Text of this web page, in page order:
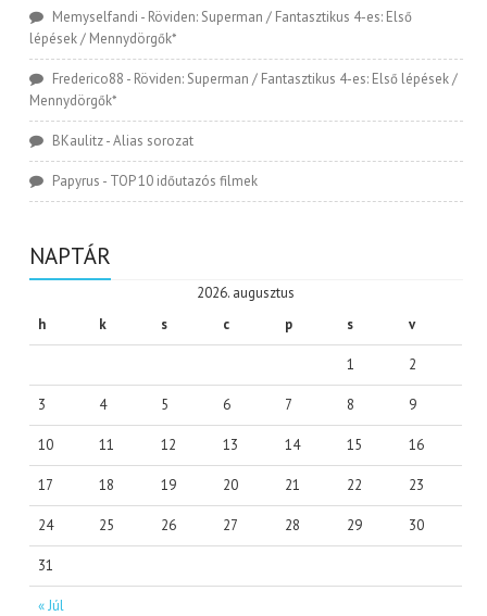
Memyselfandi - Röviden: Superman / Fantasztikus 4-es: Első
lépések / Mennydörgők*
Frederico88 - Röviden: Superman / Fantasztikus 4-es: Első lépések /
Mennydörgők*
BKaulitz-Alias sorozat
Papyrus - TOP 10 időutazós filmek
NAPTÁR
2026. augusztus
h
k s c p s v
« Júl
1 2
3 4 5 6 7 8 9
10 11 12 13 14 15 16
17 18 19 20 21 22 23
24 25 26 27 28 29 30
31